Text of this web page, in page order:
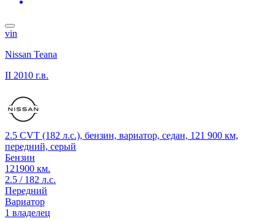
vin
Nissan Teana
II 2010 г.в.
2.5 CVT (182 л.с.), бензин, вариатор, седан, 121 900 км,
передний, серый
Бензин
121900 км.
2.5 / 182 л.с.
Передний
Вариатор
1 владелец